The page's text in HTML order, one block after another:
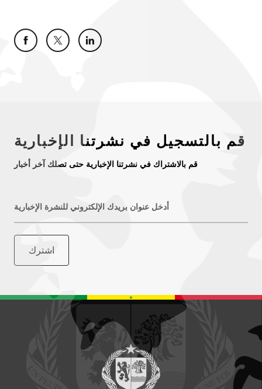
قم بالتسجيل في نشرتنا الإخبارية
قم بالاشتراك في نشرتنا الإخبارية حتى تصلك آخر أخبار
أدخل عنوان بريدك الإلكتروني للنشرة الإخبارية
اشترك